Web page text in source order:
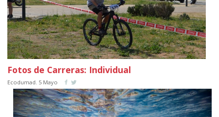
Fotos de Carreras: Individual
Ecodumad. 5 Mayo